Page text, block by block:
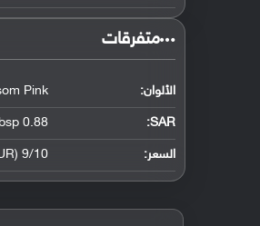
‏متفرقات‏
الألوان: Pink
SAR
:
0.88 W/kg (head) &amp;nbsp; &amp;nbsp; 1.40 W/kg (body) &amp;nbsp; &amp;nbsp;
السعر: 9/10 (About 580 EUR)